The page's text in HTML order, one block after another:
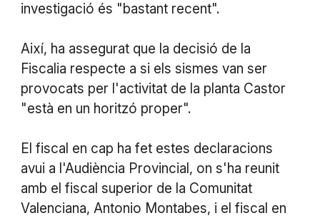
investigació és "bastant recent".
Així, ha assegurat que la decisió de la
Fiscalia respecte a si els sismes van ser
provocats per l'activitat de la planta Castor
"està en un horitzó proper".
El fiscal en cap ha fet estes declaracions
avui a l'Audiència Provincial, on s'ha reunit
amb el fiscal superior de la Comunitat
Valenciana, Antonio Montabes, i el fiscal en